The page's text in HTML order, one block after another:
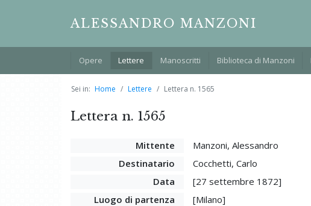
ALESSANDRO MANZONI
Opere Lettere Manoscritti Biblioteca di Manzoni
Sei in: Home Lettere Lettera n. 1565
Lettera n. 1565
Mittente
Manzoni, Alessandro
Destinatario
Cocchetti, Carlo
Data
[27 settembre 1872]
Luogo di partenza
[Milano]